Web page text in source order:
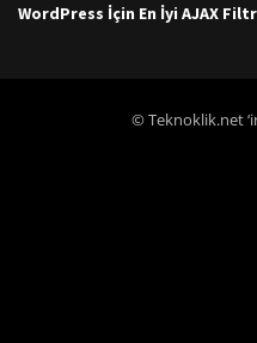
WordPress İçin En İyi AJAX
© Teknoklik.net